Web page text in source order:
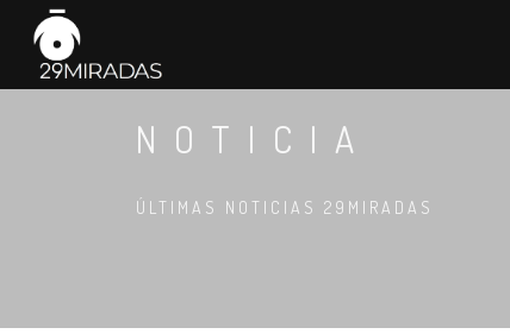
NOTICIA
ÚLTIMAS NOTICIAS 29MIRADAS